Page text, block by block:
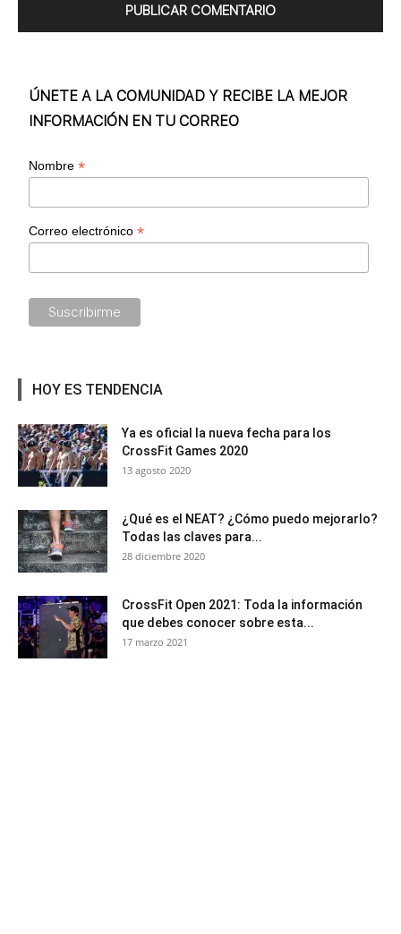
ÚNETE A LA COMUNIDAD Y RECIBE LA MEJOR
INFORMACIÓN EN TU CORREO
Nombre*
Correo electrónico*
HOY ES TENDENCIA
Ya es oficial la nueva fecha para los
CrossFit Games 2020
13 agosto 2020
¿Qué es el NEAT? ¿Cómo puedo mejorarlo?
Todas las claves para...
28 diciembre 2020
CrossFit Open 2021: Toda la información
que debes conocer sobre esta...
17 marzo 2021